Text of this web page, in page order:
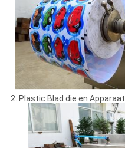
2. Plastic Blad die en